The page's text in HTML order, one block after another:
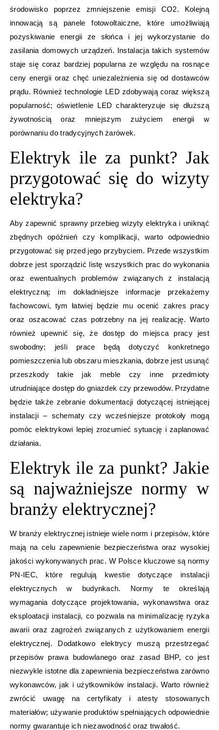
środowisko poprzez zmniejszenie emisji CO2. Kolejną
innowacją są panele fotowoltaiczne, które umożliwiają
pozyskiwanie energii ze słońca i jej wykorzystanie do
zasilania domowych urządzeń. Instalacja takich systemów
staje się coraz bardziej popularna ze względu na rosnące
ceny energii oraz chęć uniezależnienia się od dostawców
prądu. Również technologie LED zdobywają coraz większą
popularność; oświetlenie LED charakteryzuje się dłuższą
żywotnością oraz mniejszym zużyciem energii w
porównaniu do tradycyjnych żarówek.
Elektryk ile za punkt? Jak
przygotować się do wizyty
elektryka?
Aby zapewnić sprawny przebieg wizyty elektryka i uniknąć
zbędnych opóźnień czy komplikacji, warto odpowiednio
przygotować się przed jego przybyciem. Przede wszystkim
dobrze jest sporządzić listę wszystkich prac do wykonania
oraz ewentualnych problemów związanych z instalacją
elektryczną; im dokładniejsze informacje przekażemy
fachowcowi, tym łatwiej będzie mu ocenić zakres pracy
oraz oszacować czas potrzebny na jej realizację. Warto
również upewnić się, że dostęp do miejsca pracy jest
swobodny; jeśli prace będą dotyczyć konkretnego
pomieszczenia lub obszaru mieszkania, dobrze jest usunąć
przeszkody takie jak meble czy inne przedmioty
utrudniające dostęp do gniazdek czy przewodów. Przydatne
będzie także zebranie dokumentacji dotyczącej istniejącej
instalacji – schematy czy wcześniejsze protokoły mogą
pomóc elektrykowi lepiej zrozumieć sytuację i zaplanować
działania.
Elektryk ile za punkt? Jakie
są najważniejsze normy w
branży elektrycznej?
W branży elektrycznej istnieje wiele norm i przepisów, które
mają na celu zapewnienie bezpieczeństwa oraz wysokiej
jakości wykonywanych prac. W Polsce kluczowe są normy
PN-IEC, które regulują kwestie dotyczące instalacji
elektrycznych w budynkach. Normy te określają
wymagania dotyczące projektowania, wykonawstwa oraz
eksploatacji instalacji, co pozwala na minimalizację ryzyka
awarii oraz zagrożeń związanych z użytkowaniem energii
elektrycznej. Dodatkowo elektrycy muszą przestrzegać
przepisów prawa budowlanego oraz zasad BHP, co jest
niezwykle istotne dla zapewnienia bezpieczeństwa zarówno
wykonawców, jak i użytkowników instalacji. Warto również
zwrócić uwagę na certyfikaty i atesty stosowanych
materiałów; używanie produktów spełniających odpowiednie
normy gwarantuje ich niezawodność oraz trwałość.